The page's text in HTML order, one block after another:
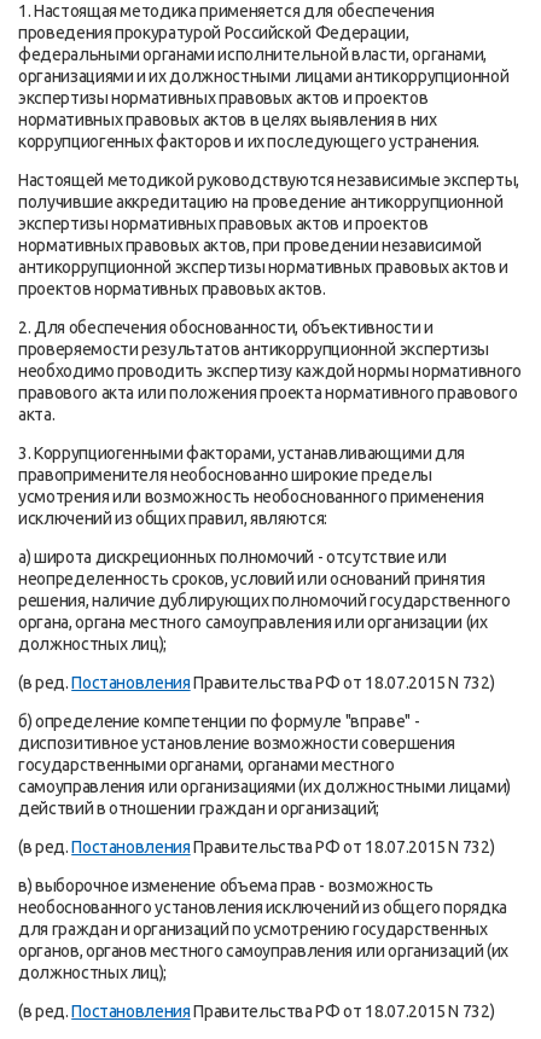
1. Настоящая методика применяется для обеспечения
проведения прокуратурой Российской Федерации,
федеральными органами исполнительной власти, органами,
организациями и их должностными лицами антикоррупционной
экспертизы нормативных правовых актов и проектов
нормативных правовых актов в целях выявления в них
коррупциогенных факторов и их последующего устранения.
Настоящей методикой руководствуются независимые эксперты,
получившие аккредитацию на проведение антикоррупционной
экспертизы нормативных правовых актов и проектов
нормативных правовых актов, при проведении независимой
антикоррупционной экспертизы нормативных правовых актов и
проектов нормативных правовых актов.
2. Для обеспечения обоснованности, объективности и
проверяемости результатов антикоррупционной экспертизы
необходимо проводить экспертизу каждой нормы нормативного
правового акта или положения проекта нормативного правового
акта.
3. Коррупциогенными факторами, устанавливающими для
правоприменителя необоснованно широкие пределы
усмотрения или возможность необоснованного применения
исключений из общих правил, являются:
а) широта дискреционных полномочий - отсутствие или
неопределенность сроков, условий или оснований принятия
решения, наличие дублирующих полномочий государственного
органа, органа местного самоуправления или организации (их
должностных лиц);
(в ред.ПостановленияПравительства РФ от 18.07.2015 N 732)
б) определение компетенции по формуле "вправе" -
диспозитивное установление возможности совершения
государственными органами, органами местного
самоуправления или организациями (их должностными лицами)
действий в отношении граждан и организаций;
(в ред.ПостановленияПравительства РФ от 18.07.2015 N 732)
в) выборочное изменение объема прав - возможность
необоснованного установления исключений из общего порядка
для граждан и организаций по усмотрению государственных
органов, органов местного самоуправления или организаций (их
должностных лиц);
(в ред.ПостановленияПравительства РФ от 18.07.2015 N 732)